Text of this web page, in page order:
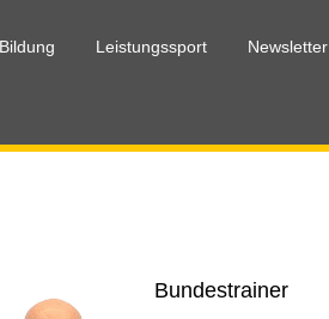
Bildung Leistungssport Newsletter
Bundestrainer